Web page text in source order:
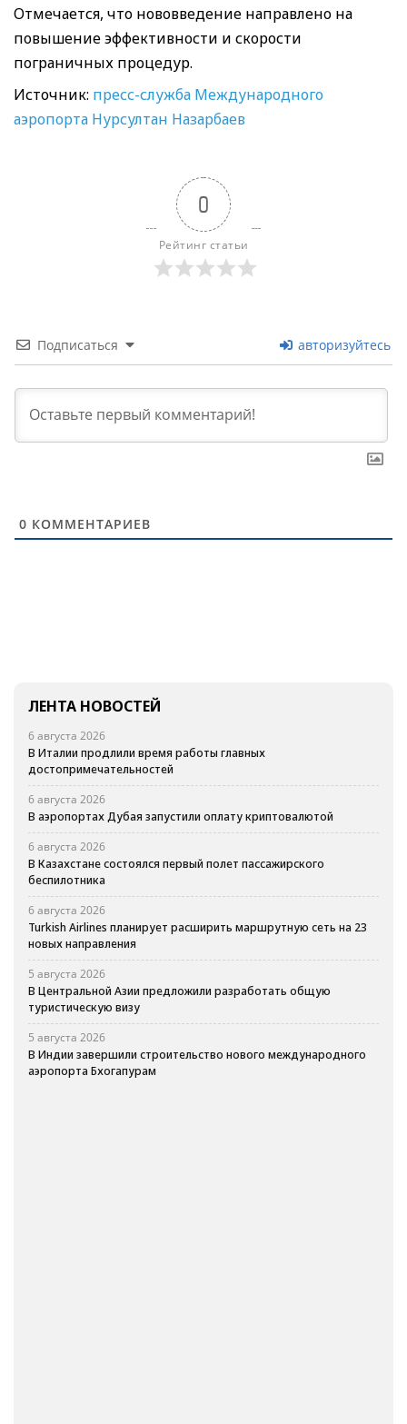
Отмечается, что нововведение направлено на
повышение эффективности и скорости
пограничных процедур.
Источник: пресс-служба Международного
аэропорта Нурсултан Назарбаев
0
Рейтинг статьи
Подписаться авторизуйтесь
0 КОММЕНТАРИЕВ
ЛЕНТА НОВОСТЕЙ
6 августа 2026
В Италии продлили время работы главных
достопримечательностей
6 августа 2026
В аэропортах Дубая запустили оплату криптовалютой
6 августа 2026
В Казахстане состоялся первый полет пассажирского
беспилотника
6 августа 2026
Turkish Airlines планирует расширить маршрутную сеть на 23
новых направления
5 августа 2026
В Центральной Азии предложили разработать общую
туристическую визу
5 августа 2026
В Индии завершили строительство нового международного
аэропорта Бхогапурам